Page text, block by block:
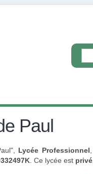
Paul
Lycée Professionnel
. Ce lycée est privé